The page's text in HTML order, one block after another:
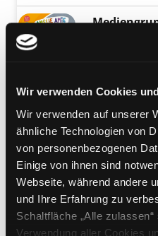
Wir verwenden Cookies
Wir verwenden auf unserer
ähnliche Technologien von
von personenbezogenen
Einige von ihnen sind
Webseite, während andere
und Ihre Erfahrung zu
Schaltfläche „Alle
Verwendung aller Cookies
Exemplar-
Amélie
Jahr:2025
Verlag:
Reihe:
Lernsystem
Exemplar-
Wegweiser